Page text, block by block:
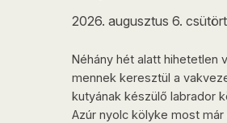
2026. augusztus 6.
Néhány hét alatt hihetetlen
mennek keresztül a
kutyának készülő labrador
Azúr nyolc kölyke most már